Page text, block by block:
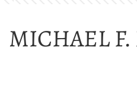
MICHAEL F.